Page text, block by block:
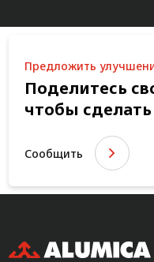
Предложить
Поделитесь
чтобы
Сообщить